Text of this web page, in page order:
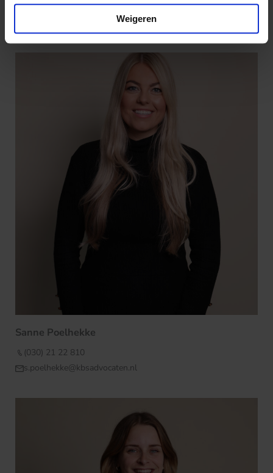
Weigeren
(030) 21 22 814
r.schellevis@kbsadvocaten.nl
Sanne Poelhekke
(030) 21 22 810
s.poelhekke@kbsadvocaten.nl